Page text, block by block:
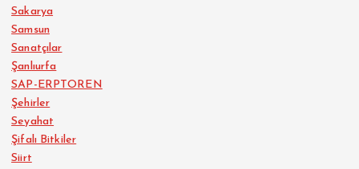
Sakarya
Samsun
Sanatçılar
Şanlıurfa
SAP-ERPTOREN
Şehirler
Seyahat
Şifalı Bitkiler
Siirt